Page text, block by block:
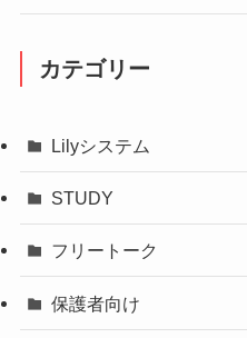
カテゴリー
Lilyシステム
STUDY
フリートーク
保護者向け